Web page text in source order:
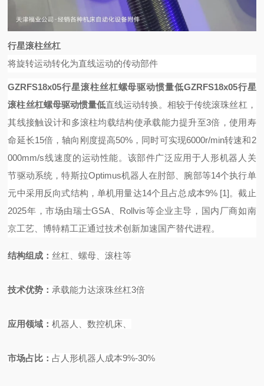
行星滚柱丝杠
将旋转运动转化为直线运动的传动部件
GZRFS18x05行星滚柱丝杠螺母驱动惯量低GZRFS18x05行星
滚柱丝杠螺母驱动惯量低直线运动转换。相较于传统滚珠丝杠，
其线接触设计和多滚柱均载结构使承载能力提升至3倍，使用寿
命延长15倍，轴向刚度提高50%，同时可实现6000r/min转速和2
000mm/s线速度的运动性能。该部件广泛应用于人形机器人关
节驱动系统，特斯拉Optimus机器人在肘部、腕部等14个执行单
元中采用反向式结构，单机用量达14个且占总成本9%[1]。截止
2025年，市场由瑞士GSA、Rollvis等企业主导，国内厂商如南
京工艺、博特精工正通过技术创新加速国产替代进程。
结构组成 ：丝杠、螺母、滚柱等
技术优势 ： 承载能力达滚珠丝杠3倍
应用领域 ：机器人、数控机床、
市场占比 ： 占人形机器人成本9%-30%